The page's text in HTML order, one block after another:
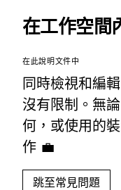
在工作空間
在此說明文件中
同時檢視和編
沒有限制。無
何，或使用的
作 💼
跳至常見問題